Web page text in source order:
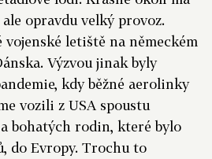
opravdu velký provoz.
letiště na německém
Výzvou jinak byly
kdy běžné aerolinky
vozili z USA spoustu
bohatých rodin, které bylo
do Evropy. Trochu to